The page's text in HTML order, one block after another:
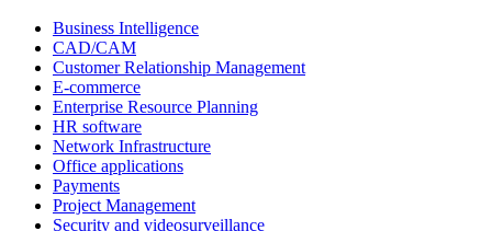
Business Intelligence
CAD/CAM
Customer Relationship Management
E-commerce
Enterprise Resource Planning
HR software
Network Infrastructure
Office applications
Payments
Project Management
Security and videosurveillance